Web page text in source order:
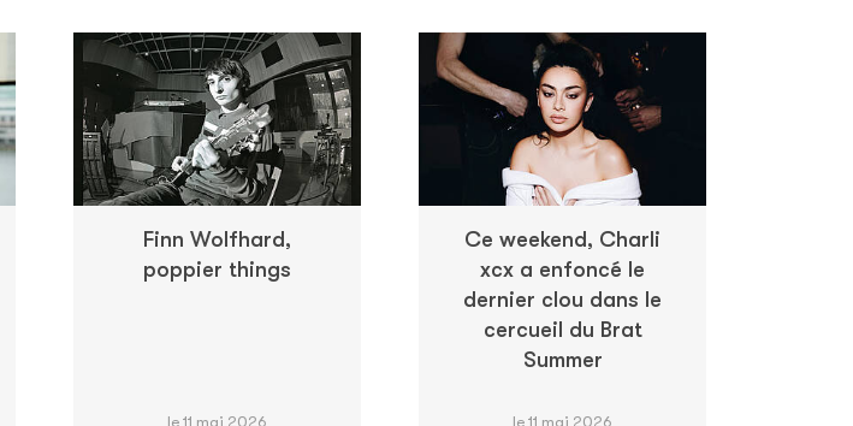
Finn Wolfhard,
poppier things
le 11 mai 2026
Ce weekend, Charli
xcx a enfoncé le
dernier clou dans le
cercueil du Brat
Summer
le 11 mai 2026